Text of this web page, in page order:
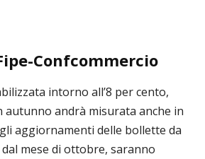
Confcommercio
intorno all’8 per cento,
autunno andrà misurata anche in
aggiornamenti delle bollette da
mese di ottobre, saranno